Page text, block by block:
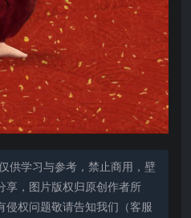
供学习与参考，禁止商用，壁
享，图片版权归原创作者所
侵权问题敬请告知我们（客服